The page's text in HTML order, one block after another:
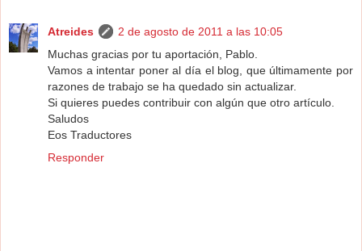
Atreides
2 de agosto de 2011 a las 10:05
Muchas gracias por tu aportación, Pablo.
Vamos a intentar poner al día el blog, que últimamente por
razones de trabajo se ha quedado sin actualizar.
Si quieres puedes contribuir con algún que otro artículo.
Saludos
Eos Traductores
Responder